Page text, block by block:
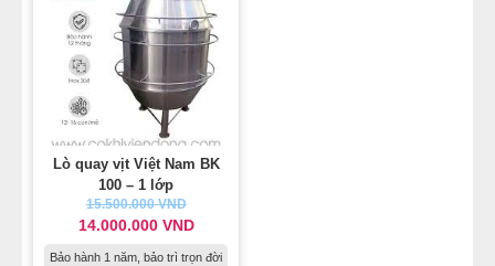
Lò quay vịt Việt Nam BK
100 – 1 lớp
15.500.000 VND
14.000.000 VND
Bảo hành 1 năm, bảo trì trọn đời
MÁY VẶT LÔNG GÀ VỊT
LINH KIỆN LÒ QUAY VỊT
MÁY CHẾ BIẾN THỊT
THIẾT BỊ KHÁC